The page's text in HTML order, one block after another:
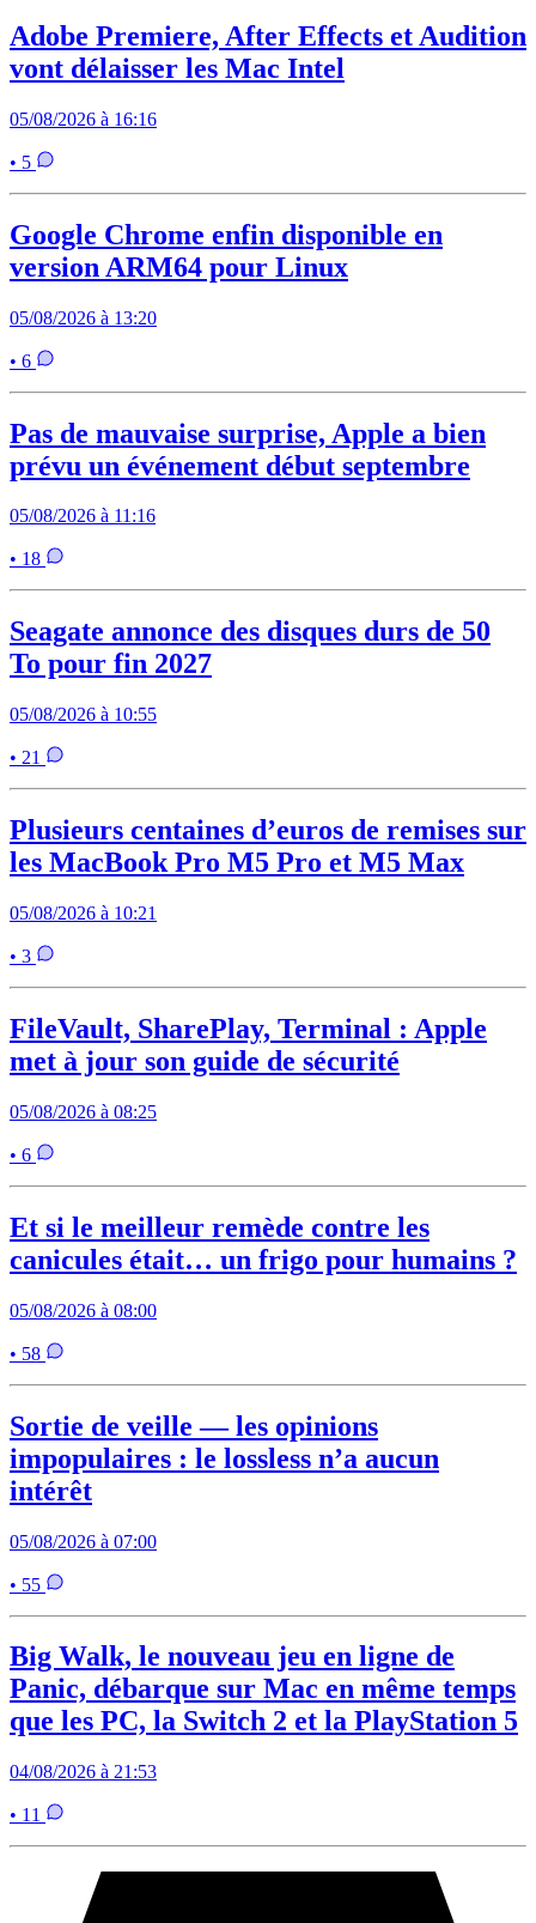
Adobe Premiere, After Effects et Audition
vont délaisser les Mac Intel
05/08/2026 à 16:16
• 5
Google Chrome enfin disponible en
version ARM64 pour Linux
05/08/2026 à 13:20
• 6
Pas de mauvaise surprise, Apple a bien
prévu un événement début septembre
05/08/2026 à 11:16
• 18
Seagate annonce des disques durs de 50
To pour fin 2027
05/08/2026 à 10:55
• 21
Plusieurs centaines d’euros de remises sur
les MacBook Pro M5 Pro et M5 Max
05/08/2026 à 10:21
• 3
FileVault, SharePlay, Terminal : Apple
met à jour son guide de sécurité
05/08/2026 à 08:25
• 6
Et si le meilleur remède contre les
canicules était… un frigo pour humains ?
05/08/2026 à 08:00
• 58
Sortie de veille — les opinions
impopulaires : le lossless n’a aucun
intérêt
05/08/2026 à 07:00
• 55
Big Walk, le nouveau jeu en ligne de
Panic, débarque sur Mac en même temps
que les PC, la Switch 2 et la PlayStation 5
04/08/2026 à 21:53
• 11